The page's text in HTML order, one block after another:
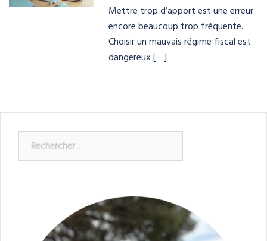
Mettre trop d’apport est une erreur
encore beaucoup trop fréquente.
Choisir un mauvais régime fiscal est
dangereux […]